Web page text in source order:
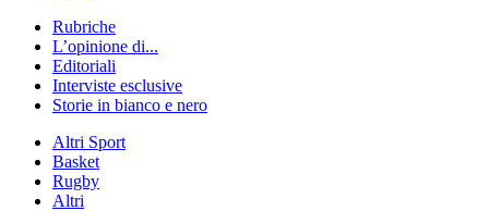
Rubriche
L’opinione di...
Editoriali
Interviste esclusive
Storie in bianco e nero
Altri Sport
Basket
Rugby
Altri